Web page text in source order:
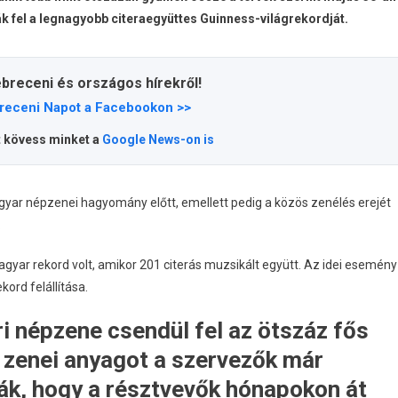
fel a legnagyobb citeraegyüttes Guinness-világrekordját.
és országos hírekről!
Napot a Facebookon >>
minket a Google News-on is
népzenei hagyomány előtt, emellett pedig a közös zenélés erejét
rekord volt, amikor 201 citerás muzsikált együtt. Az idei esemény
felállítása.
csendül fel az ötszáz fős
anyagot a szervezők már
hogy a résztvevők hónapokon át